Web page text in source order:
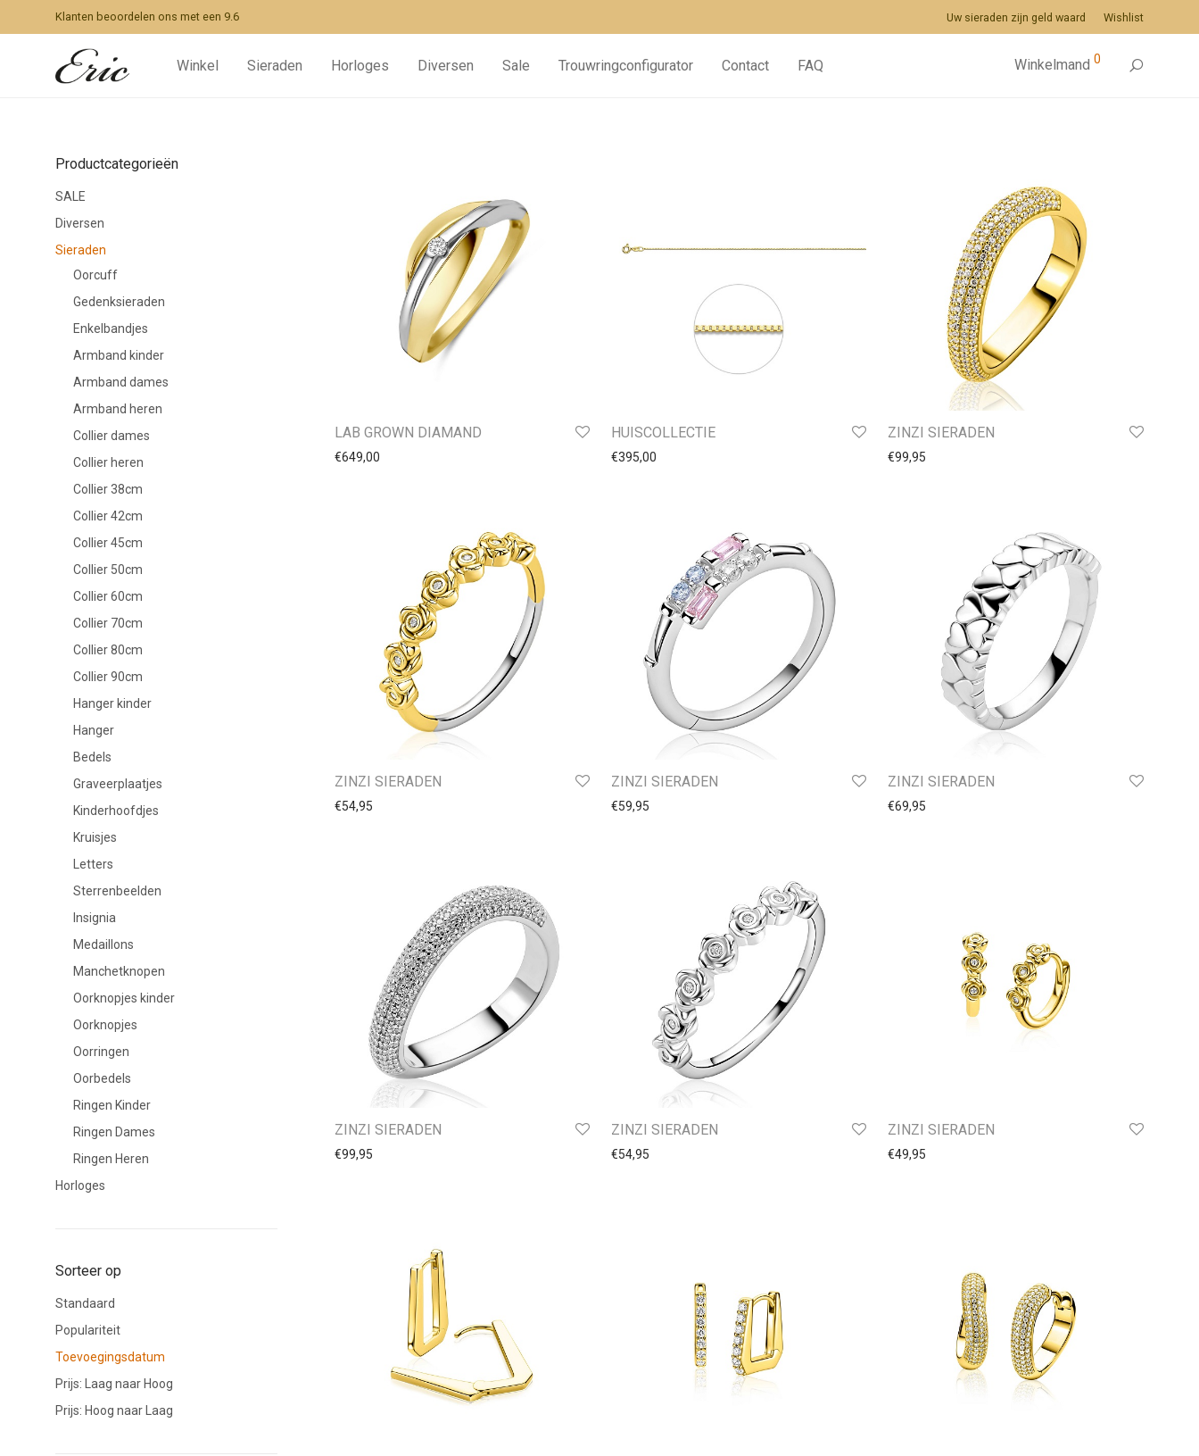
Klanten beoordelen ons met een 9.6 Uw sieraden zijn geld waard Wishlist
Winkel Sieraden Horloges Diversen Sale Trouwringconfigurator Contact FAQ Winkelmand 0
Productcategorieën
SALE
Diversen
Sieraden
Oorcuff
Gedenksieraden
Enkelbandjes
Armband kinder
Armband dames
Armband heren
Collier dames
Collier heren
Collier 38cm
Collier 42cm
Collier 45cm
Collier 50cm
Collier 60cm
Collier 70cm
Collier 80cm
Collier 90cm
Hanger kinder
Hanger
Bedels
Graveerplaatjes
Kinderhoofdjes
Kruisjes
Letters
Sterrenbeelden
Insignia
Medaillons
Manchetknopen
Oorknopjes kinder
Oorknopjes
Oorringen
Oorbedels
Ringen Kinder
Ringen Dames
Ringen Heren
Horloges
Sorteer op
Standaard
Populariteit
Toevoegingsdatum
Prijs: Laag naar Hoog
Prijs: Hoog naar Laag
LAB GROWN DIAMAND
€649,00
HUISCOLLECTIE
€395,00
ZINZI SIERADEN
€99,95
ZINZI SIERADEN
€54,95
ZINZI SIERADEN
€59,95
ZINZI SIERADEN
€69,95
ZINZI SIERADEN
€99,95
ZINZI SIERADEN
€54,95
ZINZI SIERADEN
€49,95